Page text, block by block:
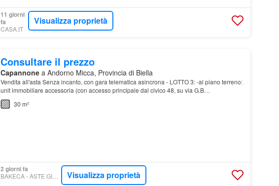
11 giorni
fa
CASA.IT
Visualizza proprietà
Consultare il prezzo
Capannonea Andorno Micca, Provincia di Biella
Vendita all'asta Senza incanto, con gara telematica asincrona - LOTTO 3: -al piano terreno:
unit immobiliare accessoria (con accesso principale dal civico 48, su via G.B…
30 m²
2 giorni fa
BAKECA - ASTE GIUDIZIARIE Visualizza proprietà